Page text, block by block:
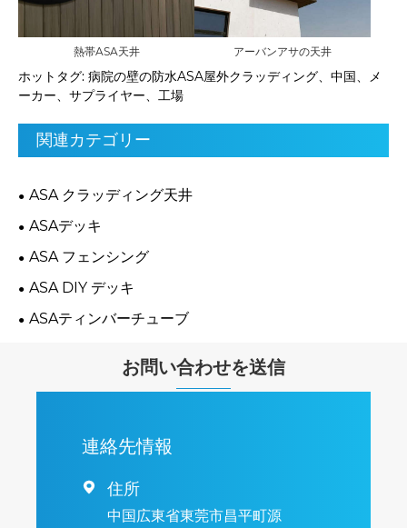
熱帯ASA天井 アーバンアサの天井
ホットタグ: 病院の壁の防水ASA屋外クラッディング、中国、メ
ーカー、サプライヤー、工場
関連カテゴリー
ASA クラッディング天井
ASAデッキ
ASA フェンシング
ASA DIY デッキ
ASAティンバーチューブ
お問い合わせを送信
連絡先情報
 住所
中国広東省東莞市昌平町源